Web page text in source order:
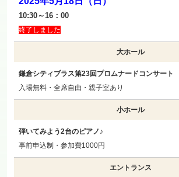
10:30～16：00
終了しました
大ホール
鎌倉シティブラス第23回プロムナードコンサート
入場無料・全席自由・親子室あり
小ホール
弾いてみよう2台のピアノ♪
事前申込制・参加費1000円
エントランス